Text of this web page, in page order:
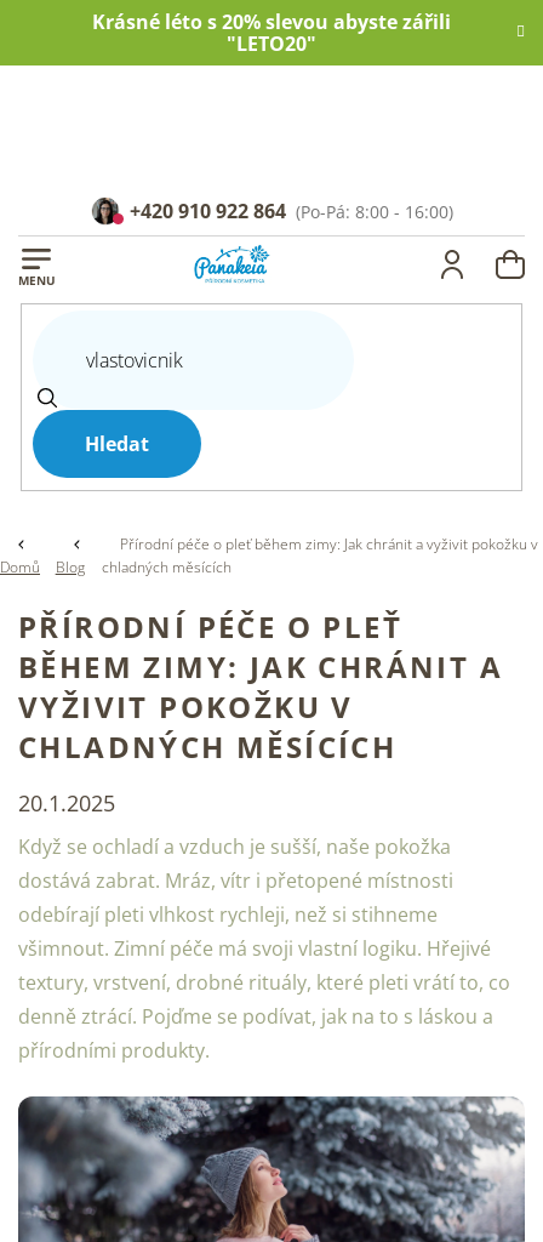
Krásné léto s 20% slevou abyste zářili
"LETO20"
Hledat
+420 910 922 864
Domů Blog
Přírodní péče o pleť během zimy: Jak chránit a vyživit pokožku v
chladných měsících
PŘÍRODNÍ PÉČE O PLEŤ
BĚHEM ZIMY: JAK CHRÁNIT A
VYŽIVIT POKOŽKU V
CHLADNÝCH MĚSÍCÍCH
20.1.2025
Když se ochladí a vzduch je sušší, naše pokožka
dostává zabrat. Mráz, vítr i přetopené místnosti
odebírají pleti vlhkost rychleji, než si stihneme
všimnout. Zimní péče má svoji vlastní logiku. Hřejivé
textury, vrstvení, drobné rituály, které pleti vrátí to, co
denně ztrácí. Pojďme se podívat, jak na to s láskou a
přírodními produkty.